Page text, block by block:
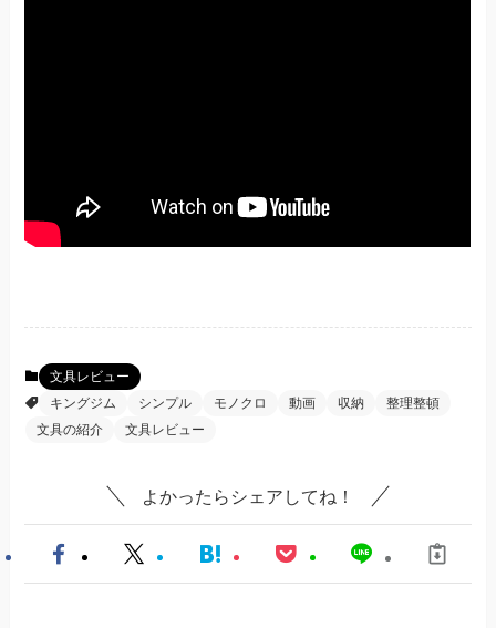
文具レビュー
キングジム
シンプル モノクロ 動画 収納
整理整頓
文具の紹介
文具レビュー
よかったらシェアしてね！